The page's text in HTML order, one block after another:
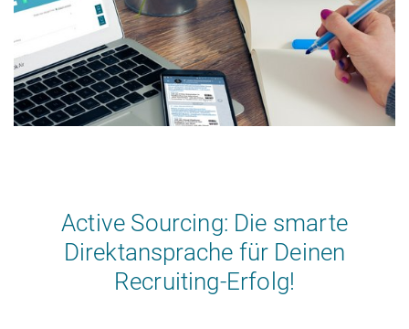
Lohnabrechnung
Active Sourcing: Die smarte
Direktansprache für Deinen
Recruiting-Erfolg!